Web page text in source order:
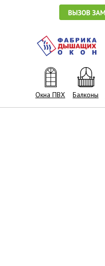
Окна ПВХ Балконы